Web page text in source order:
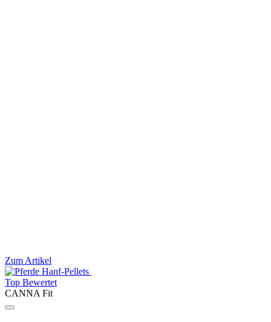
Zum Artikel
Top Bewertet
CANNA Fit